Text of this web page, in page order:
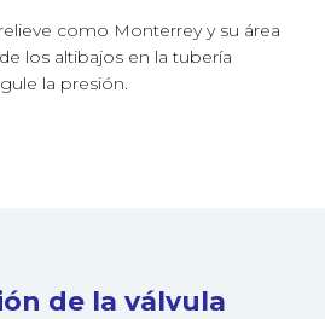
como Monterrey y su área
los altibajos en la tubería
la presión.
de la válvula